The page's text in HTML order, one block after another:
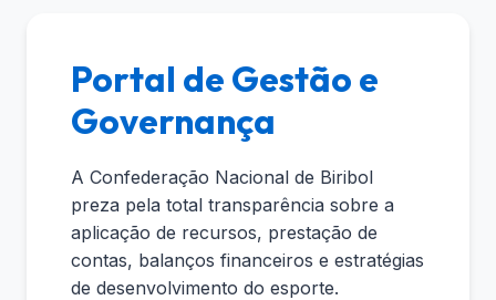
Portal de Gestão e
Governança
A Confederação Nacional de Biribol
preza pela total transparência sobre a
aplicação de recursos, prestação de
contas, balanços financeiros e estratégias
de desenvolvimento do esporte.